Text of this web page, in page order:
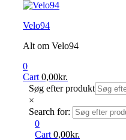
Velo94
Alt om Velo94
0
Cart 0,00kr.
Søg efter produkt
×
Search for:
0
Cart 0,00kr.